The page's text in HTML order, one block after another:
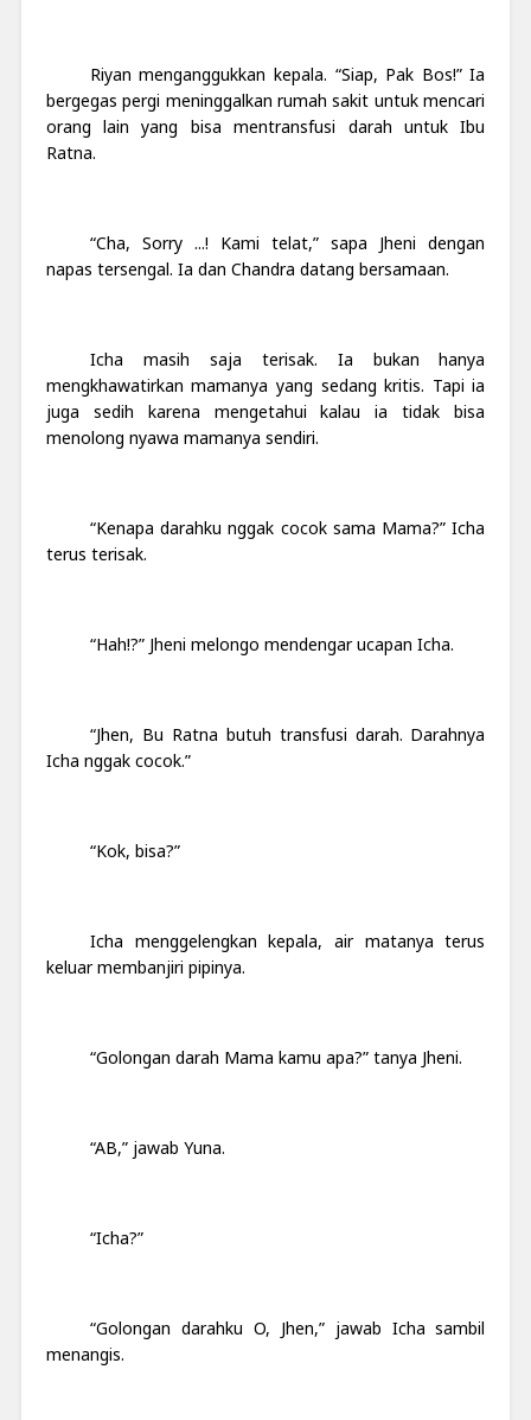
Riyan menganggukkan kepala. “Siap, Pak Bos!” Ia
bergegas pergi meninggalkan rumah sakit untuk mencari
orang lain yang bisa mentransfusi darah untuk Ibu
Ratna.
“Cha, Sorry ...! Kami telat,” sapa Jheni dengan
napas tersengal. Ia dan Chandra datang bersamaan.
Icha masih saja terisak. Ia bukan hanya
mengkhawatirkan mamanya yang sedang kritis. Tapi ia
juga sedih karena mengetahui kalau ia tidak bisa
menolong nyawa mamanya sendiri.
“Kenapa darahku nggak cocok sama Mama?” Icha
terus terisak.
“Hah!?” Jheni melongo mendengar ucapan Icha.
“Jhen, Bu Ratna butuh transfusi darah. Darahnya
Icha nggak cocok.”
“Kok, bisa?”
Icha menggelengkan kepala, air matanya terus
keluar membanjiri pipinya.
“Golongan darah Mama kamu apa?” tanya Jheni.
“AB,” jawab Yuna.
“Icha?”
“Golongan darahku O, Jhen,” jawab Icha sambil
menangis.